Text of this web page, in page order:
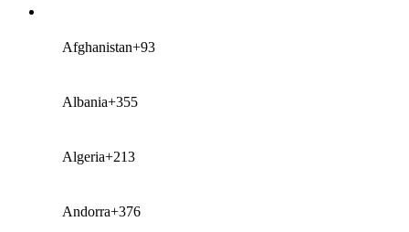
Afghanistan+93
Albania+355
Algeria+213
Andorra+376